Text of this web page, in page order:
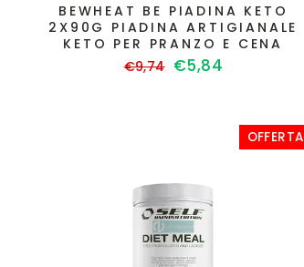
BEWHEAT BE PIADINA KETO
2X90G PIADINA ARTIGIANALE
KETO PER PRANZO E CENA
Prezzo
€9,74 Prezzo
€5,84
OFFERTA